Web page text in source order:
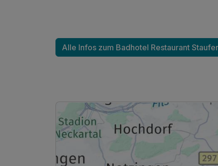
Ausstattung
Comfort Plus Zimmer C
2 Erwachsene
Alle Infos zum Badhotel Restaurant